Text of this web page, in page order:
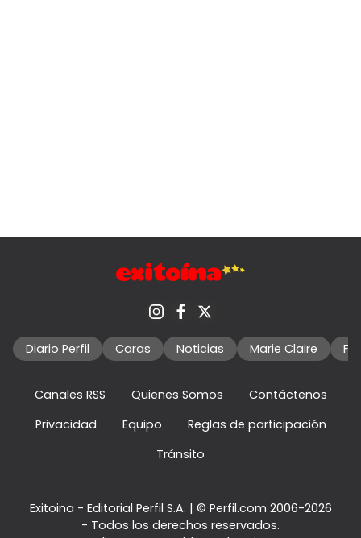
Diario Perfil Caras Noticias Marie Claire
Canales RSS Quienes Somos
Contáctenos
Privacidad
Equipo
Reglas de participación
Tránsito
Exitoina - Editorial Perfil S.A. | © Perfil.com 2006-2026
- Todos los derechos reservados.